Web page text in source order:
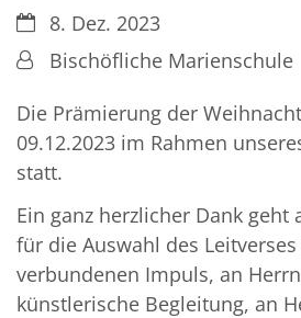
Datum:8. Dez. 2023
Von:Bischöfliche Marienschule
Die Prämierung der
09.12.2023 im Rahmen
statt.
Ein ganz herzlicher Dank geht
für die Auswahl des
verbundenen Impuls, an
künstlerische Begleitung, an